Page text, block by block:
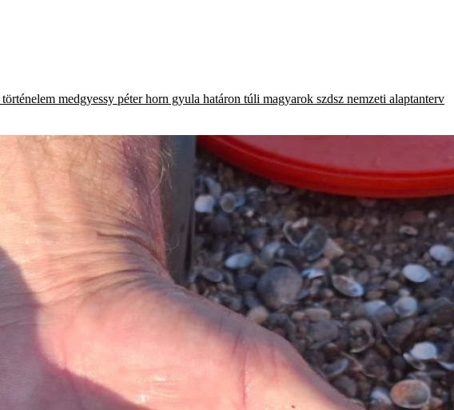
történelem medgyessy péter horn gyula határon túli magyarok szdsz nemzeti alaptanterv